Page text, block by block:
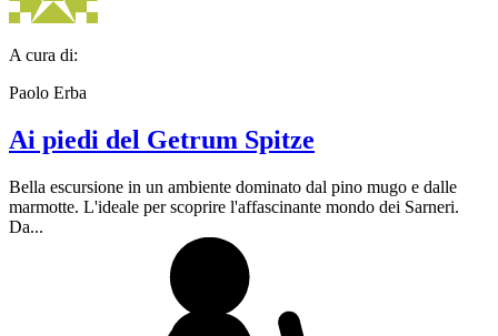
A cura di:
Paolo Erba
Ai piedi del Getrum Spitze
Bella escursione in un ambiente dominato dal pino mugo e dalle
marmotte. L'ideale per scoprire l'affascinante mondo dei Sarneri.
Da...